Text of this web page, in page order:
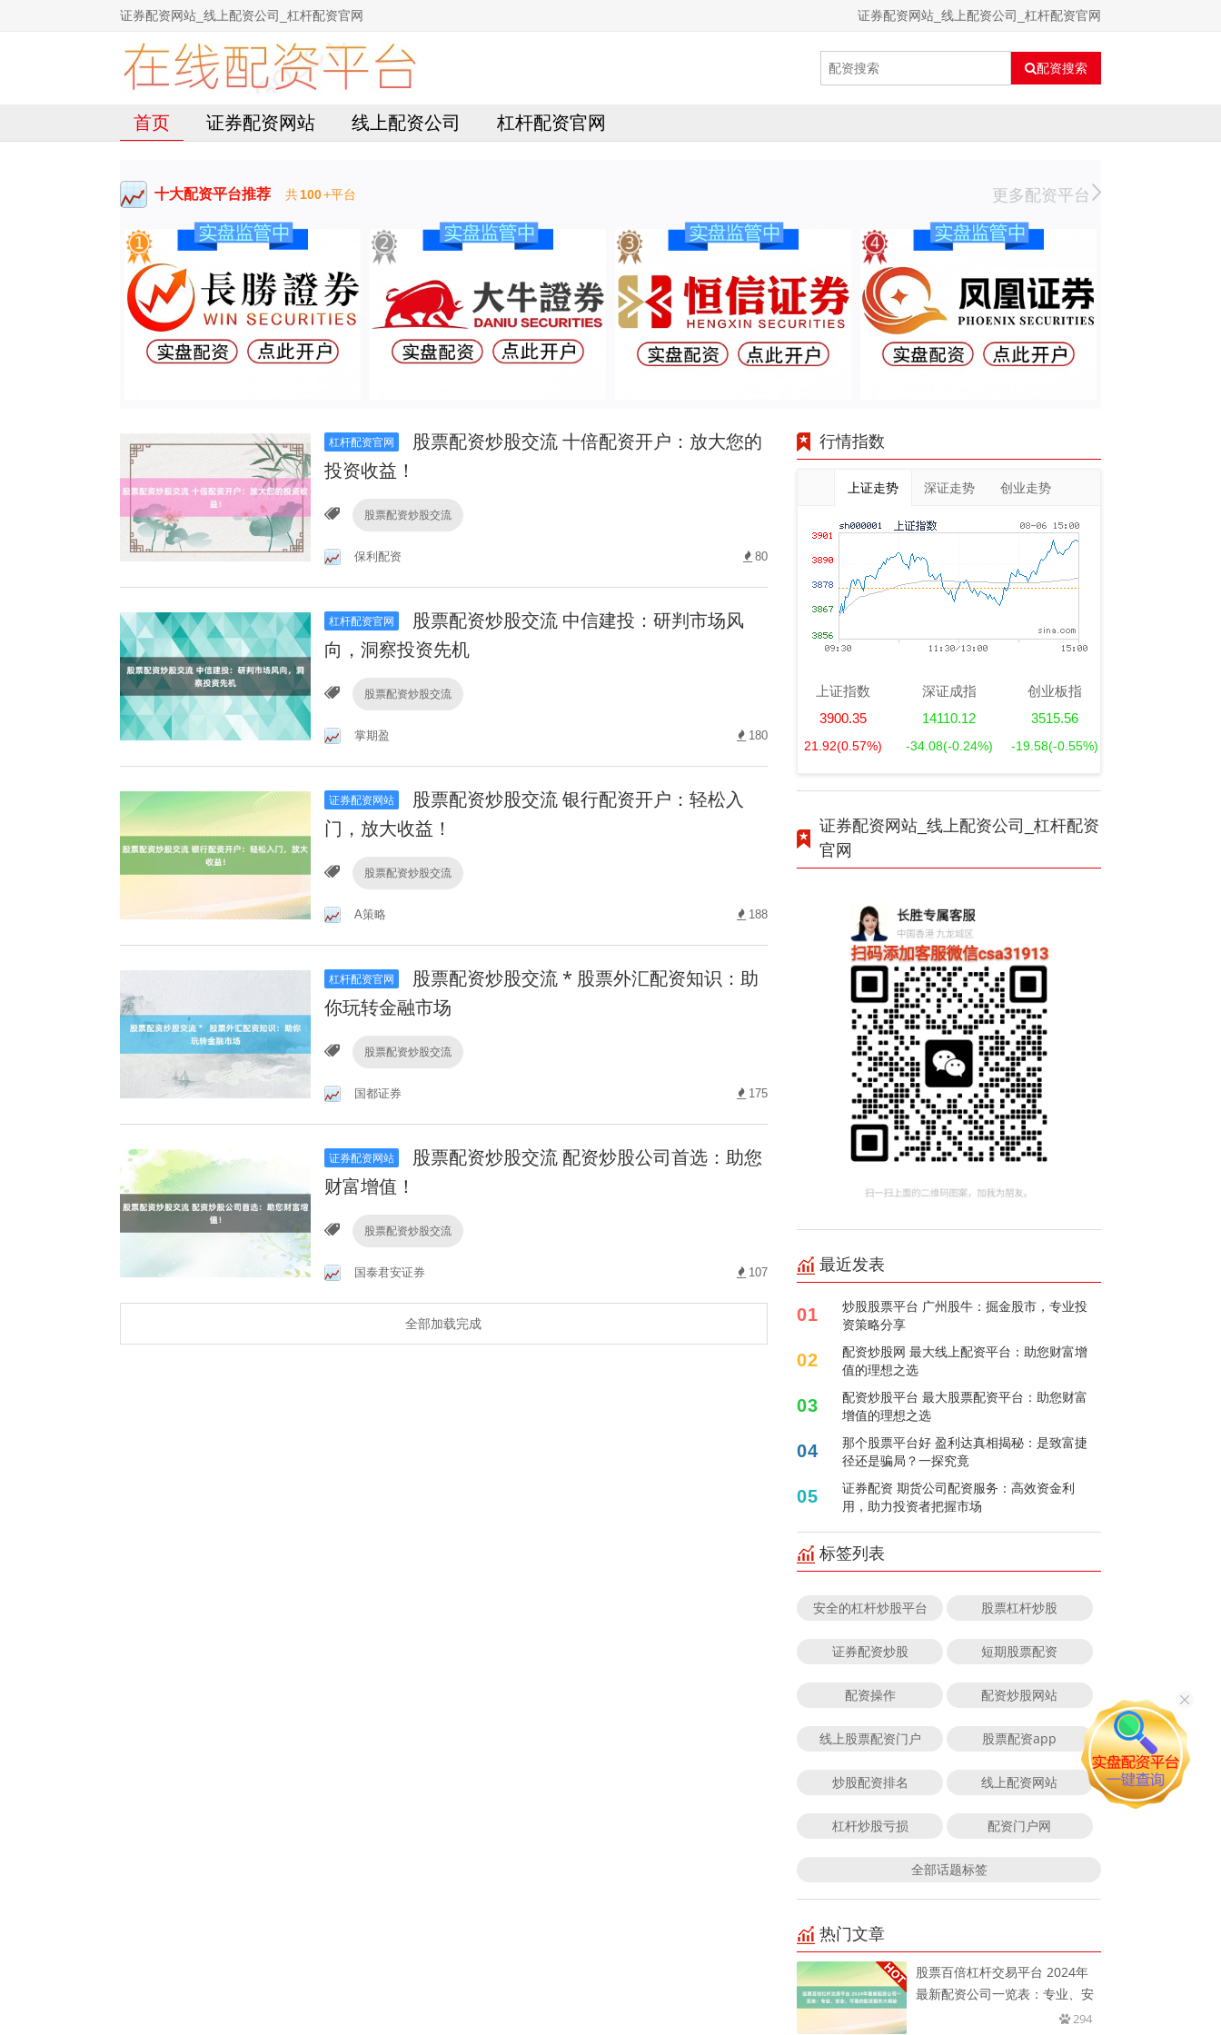
证券配资网站_线上配资公司_杠杆配资官网 证券配资网站_线上配资公司_杠杆配资官网
配资搜索
首页 证券配资网站 线上配资公司 杠杆配资官网
十大配资平台推荐 共100+平台 更多配资平台
杠杆配资官网
股票配资炒股交流 十倍配资开户：放大您的
投资收益！
股票配资炒股交流
保利配资 80
杠杆配资官网
股票配资炒股交流 中信建投：研判市场风
向，洞察投资先机
股票配资炒股交流
掌期盈 180
证券配资网站
股票配资炒股交流 银行配资开户：轻松入
门，放大收益！
股票配资炒股交流
A策略 188
杠杆配资官网
股票配资炒股交流 * 股票外汇配资知识：助
你玩转金融市场
股票配资炒股交流
国都证券 175
证券配资网站
股票配资炒股交流 配资炒股公司首选：助您
财富增值！
股票配资炒股交流
国泰君安证券 107
全部加载完成
行情指数
上证走势 深证走势 创业走势
上证指数
3900.35
21.92(0.57%)
深证成指
14110.12
-34.08(-0.24%)
创业板指
3515.56
-19.58(-0.55%)
证券配资网站_线上配资公司_杠杆配资
官网
最近发表
01
炒股股票平台 广州股牛：掘金股市，专业投
资策略分享
02
配资炒股网 最大线上配资平台：助您财富增
值的理想之选
03
配资炒股平台 最大股票配资平台：助您财富
增值的理想之选
04
那个股票平台好 盈利达真相揭秘：是致富捷
径还是骗局？一探究竟
05
证券配资 期货公司配资服务：高效资金利
用，助力投资者把握市场
标签列表
安全的杠杆炒股平台 股票杠杆炒股
证券配资炒股 短期股票配资
配资操作 配资炒股网站
线上股票配资门户 股票配资app
炒股配资排名 线上配资网站
杠杆炒股亏损 配资门户网
全部话题标签
热门文章
股票百倍杠杆交易平台 2024年
最新配资公司一览表：专业、安
294